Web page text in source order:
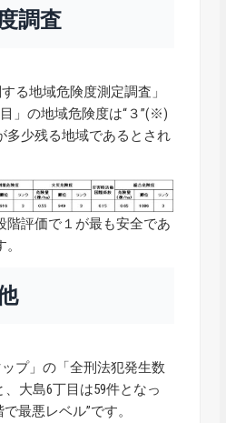
調査
る地域危険度測定調査」
」の地域危険度は“３”(※)
多少残る地域であるとされ
評価で１が最も安全であ
ップ」の「全刑法犯発生数
大島6丁目は59件となっ
最悪レベル”です。